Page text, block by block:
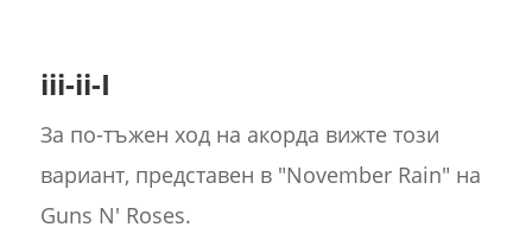
iii-ii-I
За по-тъжен ход на акорда вижте този
вариант, представен в "November Rain" на
Guns N' Roses.